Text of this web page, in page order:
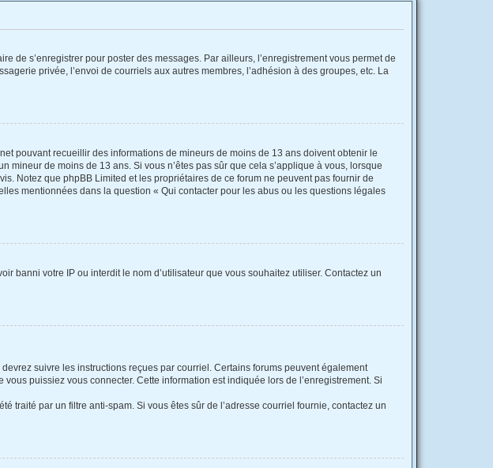
de s’enregistrer pour poster des messages. Par ailleurs, l’enregistrement vous permet de
privée, l’envoi de courriels aux autres membres, l’adhésion à des groupes, etc. La
pouvant recueillir des informations de mineurs de moins de 13 ans doivent obtenir le
mineur de moins de 13 ans. Si vous n’êtes pas sûr que cela s’applique à vous, lorsque
Notez que phpBB Limited et les propriétaires de ce forum ne peuvent pas fournir de
mentionnées dans la question « Qui contacter pour les abus ou les questions légales
banni votre IP ou interdit le nom d’utilisateur que vous souhaitez utiliser. Contactez un
suivre les instructions reçues par courriel. Certains forums peuvent également
puissiez vous connecter. Cette information est indiquée lors de l’enregistrement. Si
traité par un filtre anti-spam. Si vous êtes sûr de l’adresse courriel fournie, contactez un